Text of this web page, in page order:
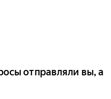
отправляли вы, а